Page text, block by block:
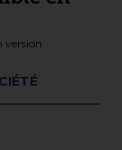
version